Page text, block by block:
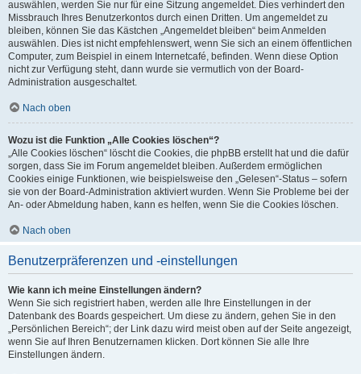
auswählen, werden Sie nur für eine Sitzung angemeldet. Dies verhindert den
Missbrauch Ihres Benutzerkontos durch einen Dritten. Um angemeldet zu
bleiben, können Sie das Kästchen „Angemeldet bleiben“ beim Anmelden
auswählen. Dies ist nicht empfehlenswert, wenn Sie sich an einem öffentlichen
Computer, zum Beispiel in einem Internetcafé, befinden. Wenn diese Option
nicht zur Verfügung steht, dann wurde sie vermutlich von der Board-
Administration ausgeschaltet.
Nach oben
Wozu ist die Funktion „Alle Cookies löschen“?
„Alle Cookies löschen“ löscht die Cookies, die phpBB erstellt hat und die dafür
sorgen, dass Sie im Forum angemeldet bleiben. Außerdem ermöglichen
Cookies einige Funktionen, wie beispielsweise den „Gelesen“-Status – sofern
sie von der Board-Administration aktiviert wurden. Wenn Sie Probleme bei der
An- oder Abmeldung haben, kann es helfen, wenn Sie die Cookies löschen.
Nach oben
Benutzerpräferenzen und -einstellungen
Wie kann ich meine Einstellungen ändern?
Wenn Sie sich registriert haben, werden alle Ihre Einstellungen in der
Datenbank des Boards gespeichert. Um diese zu ändern, gehen Sie in den
„Persönlichen Bereich“; der Link dazu wird meist oben auf der Seite angezeigt,
wenn Sie auf Ihren Benutzernamen klicken. Dort können Sie alle Ihre
Einstellungen ändern.